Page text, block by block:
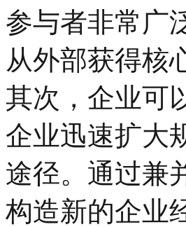
参与者非常广
从外部获得核
其次，企业可
企业迅速扩大
途径。通过兼
构造新的企业